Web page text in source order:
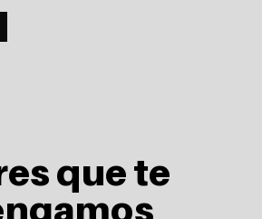
que te